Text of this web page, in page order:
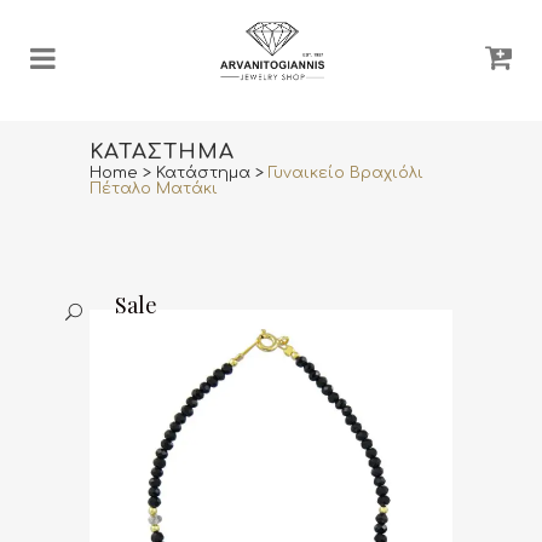
ΚΑΤΆΣΤΗΜΑ
Home > Κατάστημα >
Γυναικείο Βραχιόλι
Πέταλο Ματάκι
Sale